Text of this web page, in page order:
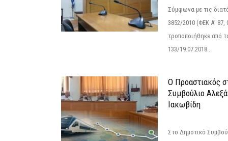
Σύμφωνα με τις
3852/2010 (ΦΕΚ Α’ 87,
τροποποιήθηκε από
133/19.07.2018...
Ο Προαστιακός
Συμβούλιο
Ιακωβίδη
Στο Δημοτικό